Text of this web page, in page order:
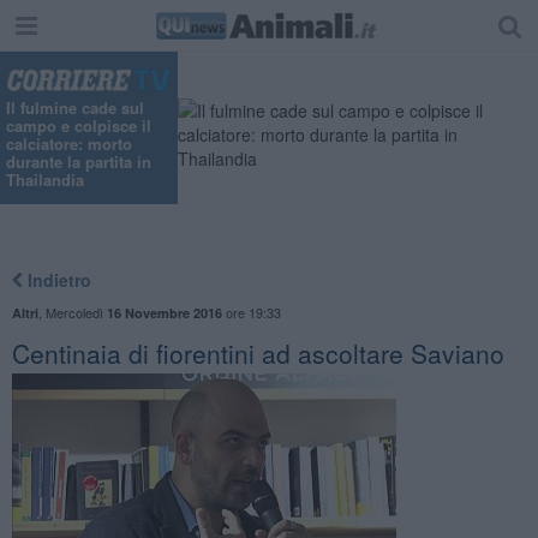
Il fulmine cade sul
campo e colpisce il
calciatore: morto
durante la partita in
Thailandia
Indietro
Altri Mercoledì 16 Novembre 2016ore 19:33
Centinaia di fiorentini ad ascoltare Saviano